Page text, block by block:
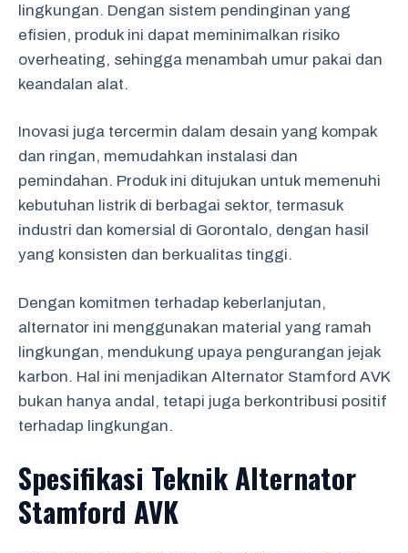
lingkungan. Dengan sistem pendinginan yang
efisien, produk ini dapat meminimalkan risiko
overheating, sehingga menambah umur pakai dan
keandalan alat.
Inovasi juga tercermin dalam desain yang kompak
dan ringan, memudahkan instalasi dan
pemindahan. Produk ini ditujukan untuk memenuhi
kebutuhan listrik di berbagai sektor, termasuk
industri dan komersial di Gorontalo, dengan hasil
yang konsisten dan berkualitas tinggi.
Dengan komitmen terhadap keberlanjutan,
alternator ini menggunakan material yang ramah
lingkungan, mendukung upaya pengurangan jejak
karbon. Hal ini menjadikan Alternator Stamford AVK
bukan hanya andal, tetapi juga berkontribusi positif
terhadap lingkungan.
Spesifikasi Teknik Alternator
Stamford AVK